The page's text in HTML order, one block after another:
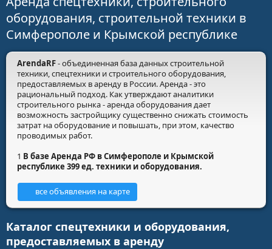
оборудования, строительной техники в
Симферополе и Крымской республике
ArendaRF- объединенная база данных строительной
техники, спецтехники и строительного оборудования,
предоставляемых в аренду в России. Аренда - это
рациональный подход. Как утверждают аналитики
строительного рынка - аренда оборудования дает
возможность застройщику существенно снижать стоимость
затрат на оборудование и повышать, при этом, качество
проводимых работ.
1 В базе Аренда РФ в Симферополе и Крымской
республике 399 ед. техники и оборудования.
все объявления на карте
Каталог спецтехники и оборудования,
предоставляемых в аренду